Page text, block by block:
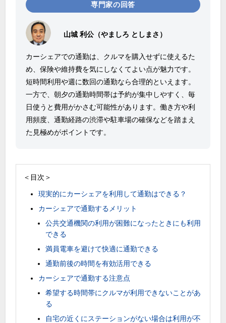
専門家の回答
山城 利公（やましろ としまさ）
カーシェアでの通勤は、クルマを購入せずに使えるた
め、保険や維持費を気にしなくてよい点が魅力です。
短時間利用や週に数回の通勤なら合理的といえます。
一方で、朝夕の通勤時間帯は予約が集中しやすく、毎
日使うと費用がかさむ可能性があります。働き方や利
用頻度、通勤経路の渋滞や駐車場の確保などを踏まえ
た見極めがポイントです。
＜目次＞
現実的にカーシェアを利用して通勤はできる？
カーシェアで通勤するメリット
公共交通機関の利用が困難になったときにも利用
できる
満員電車を避けて快適に通勤できる
通勤前後の時間を有効活用できる
カーシェアで通勤する注意点
希望する時間帯にクルマが利用できないことがあ
る
自宅の近くにステーションがない場合は利用が不